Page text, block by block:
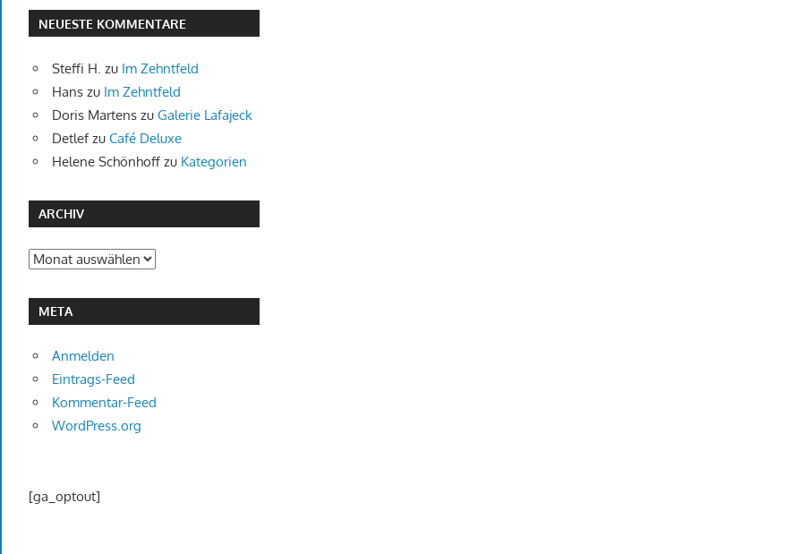
NEUESTE KOMMENTARE
Steffi H. zu Im Zehntfeld
Hanszu Im Zehntfeld
Doris Martenszu Galerie Lafajeck
Detlefzu Café Deluxe
Helene Schönhoffzu Kategorien
ARCHIV
Archiv
META
Anmelden
Eintrags-Feed
Kommentar-Feed
WordPress.org
[ga_optout]